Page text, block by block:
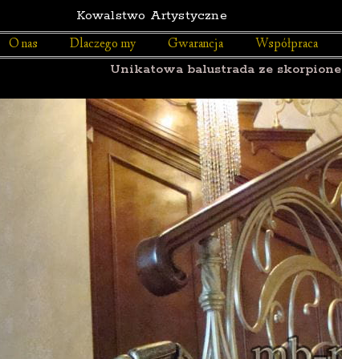
Kowalstwo Artystyczne
O nas
Dlaczego my Gwarancja Współpraca
Unikatowa balustrada ze